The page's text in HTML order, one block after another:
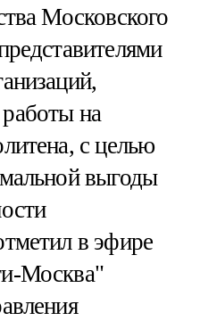
Московского
на
с целью
выгоды
в эфире
Москва"